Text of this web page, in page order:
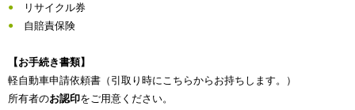
リサイクル券
自賠責保険
【お手続き書類】
軽自動車申請依頼書（引取り時にこちらからお持ちします。）
所有者のお認印をご用意ください。